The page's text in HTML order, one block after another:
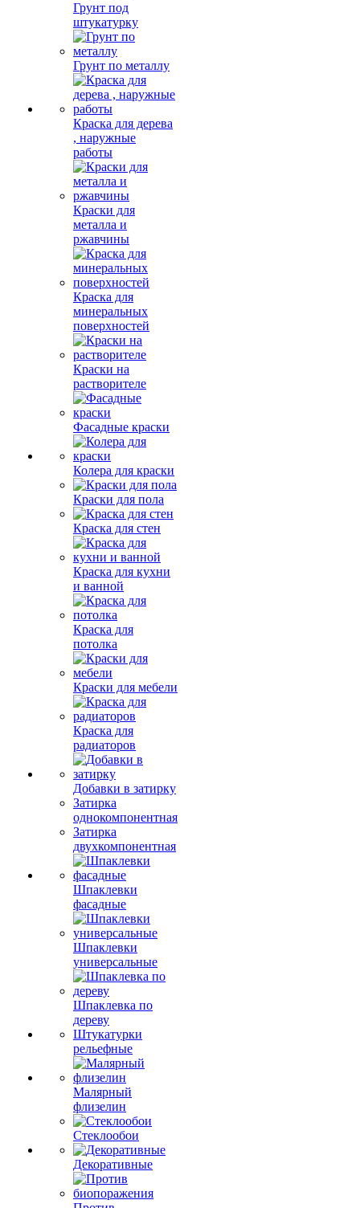
Грунт под
штукатурку
Грунт по металлу
Краска для дерева
, наружные
работы
Краски для
металла и
ржавчины
Краска для
минеральных
поверхностей
Краски на
растворителе
Фасадные краски
Колера для краски
Краски для пола
Краска для стен
Краска для кухни
и ванной
Краска для
потолка
Краски для мебели
Краска для
радиаторов
Добавки в затирку
Затирка
однокомпонентная
Затирка
двухкомпонентная
Шпаклевки
фасадные
Шпаклевки
универсальные
Шпаклевка по
дереву
Штукатурки
рельефные
Малярный
флизелин
Стеклообои
Декоративные